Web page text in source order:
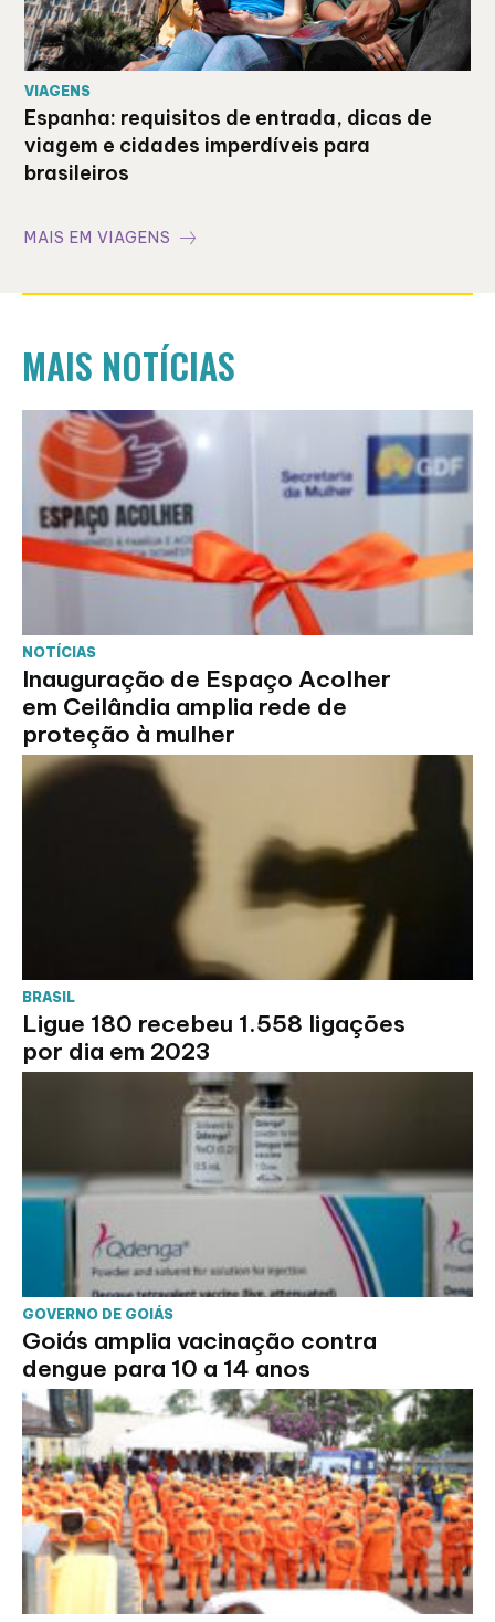
VIAGENS
Espanha: requisitos de entrada, dicas de
viagem e cidades imperdíveis para
brasileiros
MAIS EM VIAGENS
MAIS NOTÍCIAS
NOTÍCIAS
Inauguração de Espaço Acolher
em Ceilândia amplia rede de
proteção à mulher
BRASIL
Ligue 180 recebeu 1.558 ligações
por dia em 2023
GOVERNO DE GOIÁS
Goiás amplia vacinação contra
dengue para 10 a 14 anos